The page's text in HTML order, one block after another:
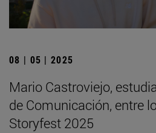
08 | 05 | 2025
Mario Castroviejo,
de Comunicación, entre
Storyfest 2025